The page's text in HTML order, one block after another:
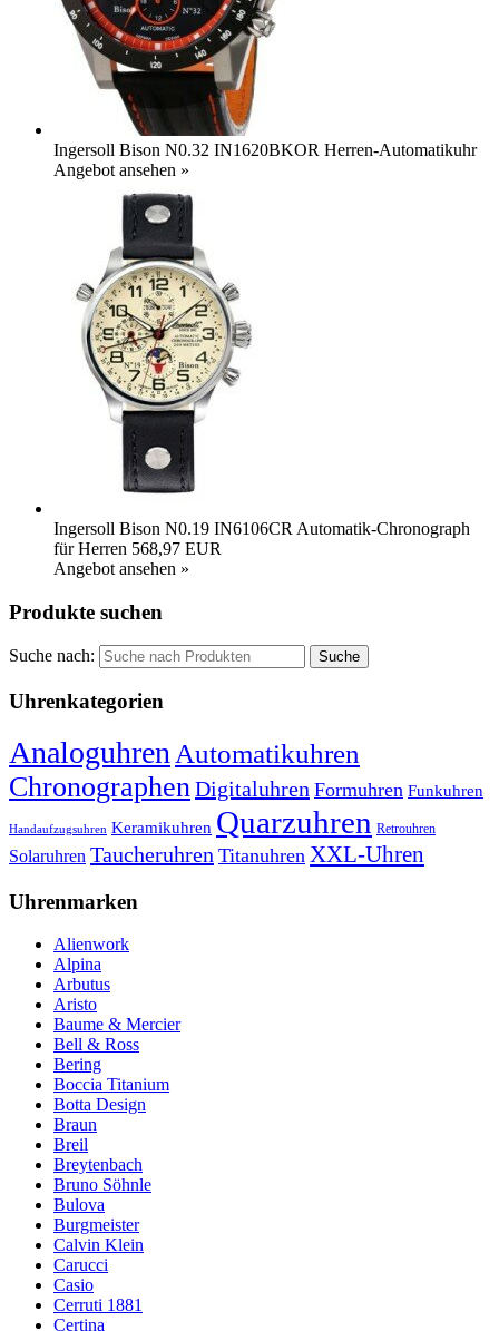
Ingersoll Bison N0.32 IN1620BKOR Herren-Automatikuhr
Angebot ansehen »
Ingersoll Bison N0.19 IN6106CR Automatik-Chronograph
für Herren 568,97 EUR
Angebot ansehen »
Produkte suchen
Suche nach:
Uhrenkategorien
Analoguhren Automatikuhren
ChronographenDigitaluhren Formuhren Funkuhren
Handaufzugsuhren Keramikuhren Quarzuhren Retrouhren
Solaruhren Taucheruhren Titanuhren XXL-Uhren
Uhrenmarken
Alienwork
Alpina
Arbutus
Aristo
Baume & Mercier
Bell & Ross
Bering
Boccia Titanium
Botta Design
Braun
Breil
Breytenbach
Bruno Söhnle
Bulova
Burgmeister
Calvin Klein
Carucci
Casio
Cerruti 1881
Certina